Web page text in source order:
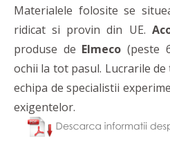
Materialele folosite se
ridicat si provin din UE.
produse de Elmeco (peste
ochii la tot pasul. Lucrarile
echipa de specialistii
exigentelor.